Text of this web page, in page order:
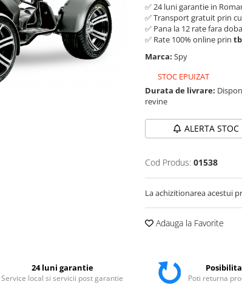
✅ 24 luni garantie in
✅ Transport gratuit prin
✅ Pana la 12 rate fara
✅ Rate 100% online prin
Marca: Spy
STOC EPUIZAT
Durata de livrare:
revine
ALERTA STOC
Cod Produs: 01538
La achizitionarea acestui
Adauga la Favorite
24 luni garantie
Service local si servicii post garantie Poti returna